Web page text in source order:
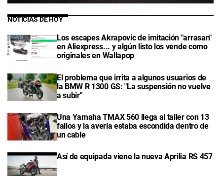
NOTICIAS DE HOY
Los escapes Akrapovic de imitación "arrasan"
en Aliexpress... y algún listo los vende como
originales en Wallapop
El problema que irrita a algunos usuarios de
la BMW R 1300 GS: "La suspensión no vuelve
a subir"
Una Yamaha TMAX 560 llega al taller con 13
fallos y la avería estaba escondida dentro de
un cable
Así de equipada viene la nueva Aprilia RS 457